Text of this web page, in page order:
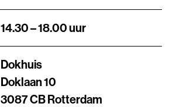
14.30 – 18.00 uur
Dokhuis
Doklaan 10
3087 CB Rotterdam